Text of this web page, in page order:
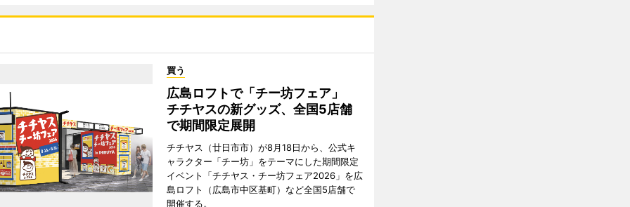
買う
広島ロフトで「チー坊フェア」
チチヤスの新グッズ、全国5店舗
で期間限定展開
チチヤス（廿日市市）が8月18日から、公式キ
ャラクター「チー坊」をテーマにした期間限定
イベント「チチヤス・チー坊フェア2026」を広
島ロフト（広島市中区基町）など全国5店舗で
開催する。